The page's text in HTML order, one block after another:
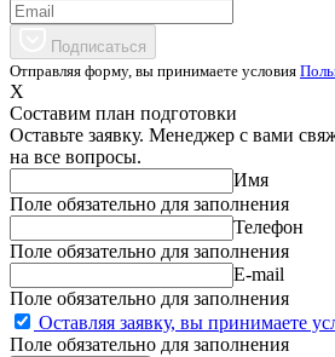
Подписаться
Отправляя форму, вы принимаете условия
X
Составим план подготовки
Оставьте заявку. Менеджер с вами
на все вопросы.
Имя
Поле обязательно для заполнения
Телефон
Поле обязательно для заполнения
E-mail
Поле обязательно для заполнения
Оставляя заявку, вы принимаете
Поле обязательно для заполнения